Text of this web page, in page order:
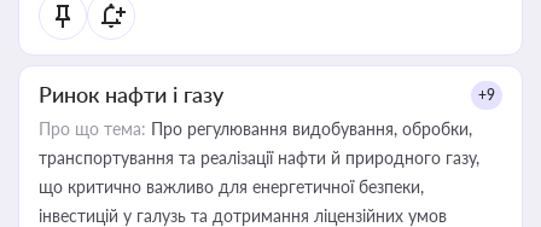
Ринок нафти і газу +9
Про що тема: Про регулювання видобування, обробки,
транспортування та реалізації нафти й природного газу,
що критично важливо для енергетичної безпеки,
інвестицій у галузь та дотримання ліцензійних умов